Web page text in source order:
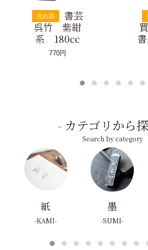
売れ筋
書芸
呉竹 紫紺
系 180cc
770円
カテゴリから
Search by category
紙
KAMI
墨
SUMI